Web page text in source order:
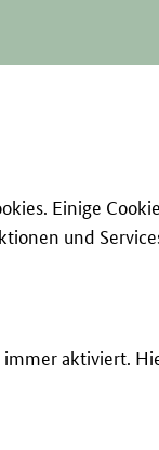
Einige
und
aktiviert.